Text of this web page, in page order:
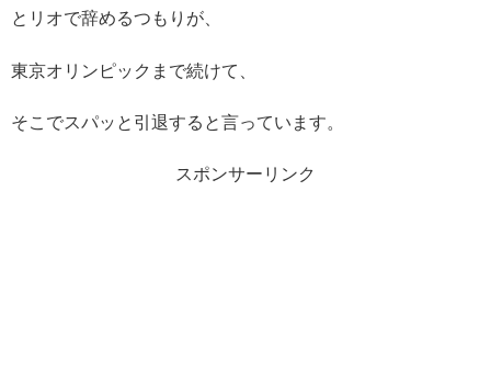
とリオで辞めるつもりが、
東京オリンピックまで続けて、
そこでスパッと引退すると言っています。
スポンサーリンク